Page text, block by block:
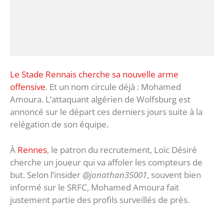
Le Stade Rennais cherche sa nouvelle arme
offensive. Et un nom circule déjà : Mohamed
Amoura. L’attaquant algérien de Wolfsburg est
annoncé sur le départ ces derniers jours suite à la
relégation de son équipe.
À Rennes, le patron du recrutement, Loïc Désiré
cherche un joueur qui va affoler les compteurs de
but. Selon l’insider @jonathan35001, souvent bien
informé sur le SRFC, Mohamed Amoura fait
justement partie des profils surveillés de près.